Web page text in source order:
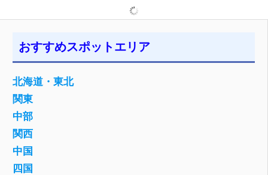
おすすめスポットエリア
北海道・東北
関東
中部
関西
中国
四国